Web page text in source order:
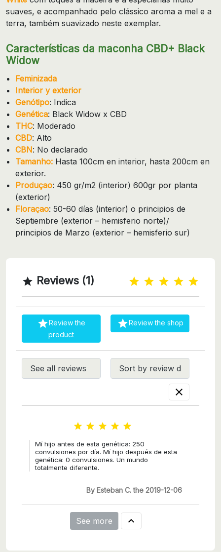
suaves, e acompanhado pelo clássico aroma a mel e a
terra, também suavizado neste exemplar.
Características da maconha CBD+ Black
Widow
Feminizada
Interior y exterior
Genótipo: Indica
Genética: Black Widow x CBD
THC: Moderado
CBD: Alto
CBN: No declarado
Tamanho: Hasta 100cm en interior, hasta 200cm en
exterior.
Produçao: 450 gr/m2 (interior) 600gr por planta
(exterior)
Floraçao: 50-60 días (interior) o principios de
Septiembre (exterior – hemisferio norte)/
principios de Marzo (exterior – hemisferio sur)
 Reviews (1)
Review the
product
Review the shop

    
Mí hijo antes de esta genética: 250
convulsiones por día. Mí hijo después de esta
genética: 0 convulsiones. Un mundo
totalmente diferente.
By Esteban C. the 2019-12-06
See more 